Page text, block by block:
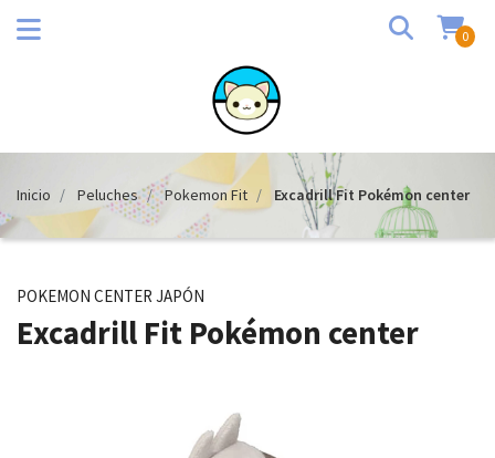
0
Inicio Peluches Pokemon Fit Excadrill Fit Pokémon center
POKEMON CENTER JAPÓN
Excadrill Fit Pokémon center